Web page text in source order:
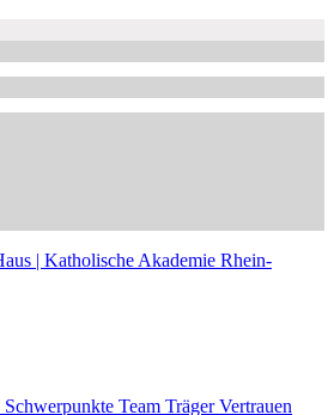
Schwerpunkte Team TrägerVertrauen